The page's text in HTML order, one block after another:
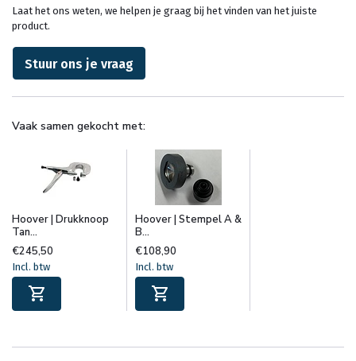
Laat het ons weten, we helpen je graag bij het vinden van het juiste
product.
Stuur ons je vraag
Vaak samen gekocht met:
Hoover | Drukknoop
Tan...
€245,50
Incl. btw
Hoover | Stempel A &
B...
€108,90
Incl. btw